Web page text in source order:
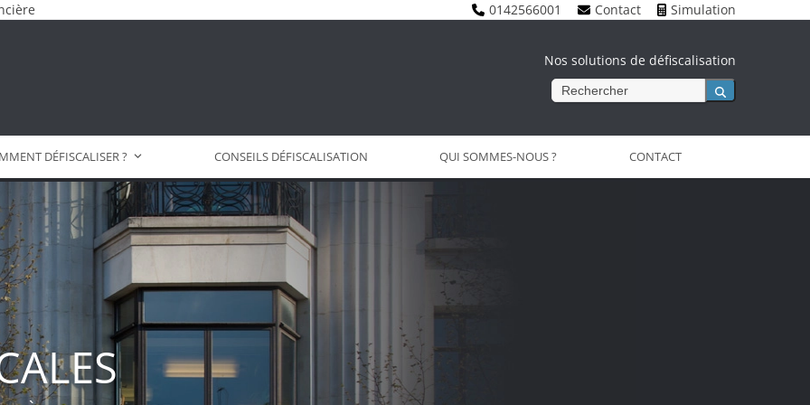
0142566001 Contact Simulation
Nos solutions de défiscalisation
Rechercher
DÉFISCALISER ? CONSEILS DÉFISCALISATION QUI SOMMES-NOUS ? CONTACT